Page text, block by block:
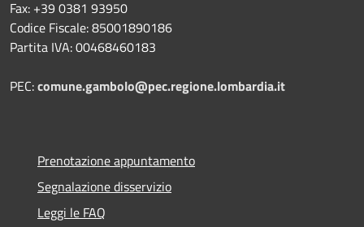
Fax: +39 0381 93950
Codice Fiscale: 85001890186
Partita IVA: 00468460183
PEC:comune.gambolo@pec.regione.lombardia.it
Prenotazione appuntamento
Segnalazione disservizio
Leggi le FAQ